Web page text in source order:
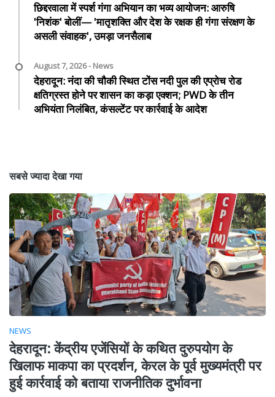
छिद्दरवाला में स्पर्श गंगा अभियान का भव्य आयोजन: आरुषि
'निशंक' बोलीं— 'मातृशक्ति और देश के रक्षक ही गंगा संरक्षण के
असली संवाहक', उमड़ा जनसैलाब
August 7, 2026 - News
देहरादून: नंदा की चौकी स्थित टोंस नदी पुल की एप्रोच रोड
क्षतिग्रस्त होने पर शासन का कड़ा एक्शन; PWD के तीन
अभियंता निलंबित, कंसल्टेंट पर कार्रवाई के आदेश
सबसे ज्यादा देखा गया
NEWS
देहरादून: केंद्रीय एजेंसियों के कथित दुरुपयोग के
खिलाफ माकपा का प्रदर्शन, केरल के पूर्व मुख्यमंत्री पर
हुई कार्रवाई को बताया राजनीतिक दुर्भावना